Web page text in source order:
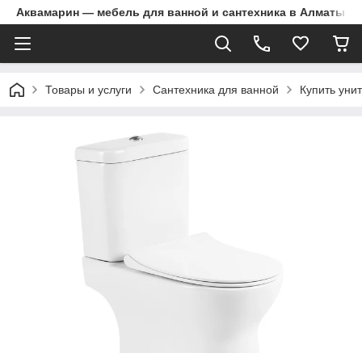
Аквамарин — мебель для ванной и сантехника в Алматы |
Товары и услуги Сантехника для ванной Купить